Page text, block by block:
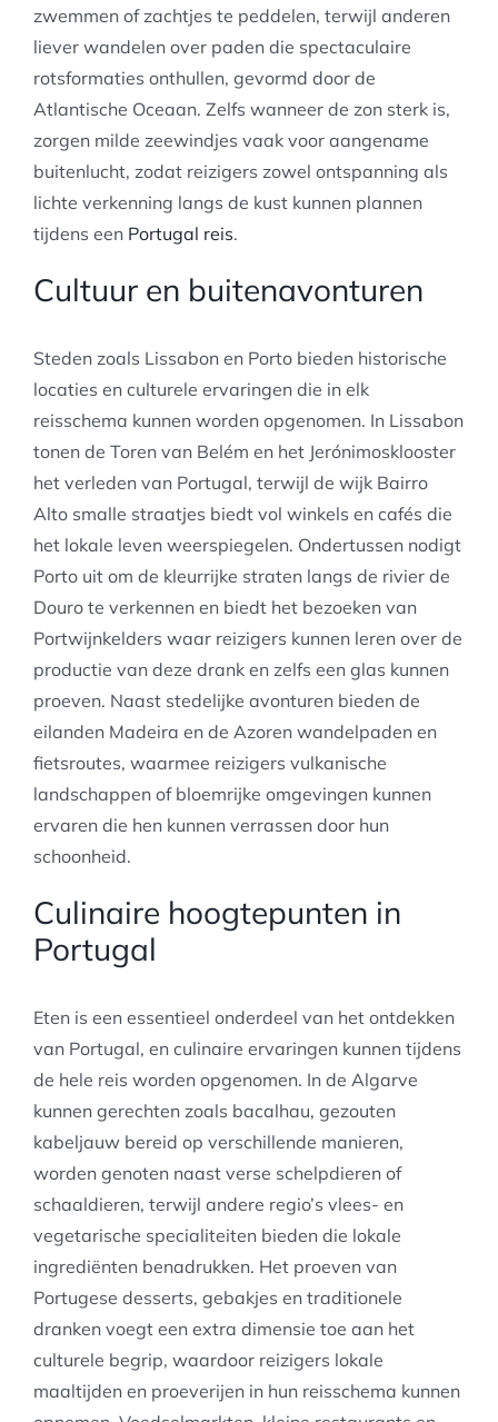
zwemmen of zachtjes te peddelen, terwijl anderen
liever wandelen over paden die spectaculaire
rotsformaties onthullen, gevormd door de
Atlantische Oceaan. Zelfs wanneer de zon sterk is,
zorgen milde zeewindjes vaak voor aangename
buitenlucht, zodat reizigers zowel ontspanning als
lichte verkenning langs de kust kunnen plannen
tijdens een Portugal reis.
Cultuur en buitenavonturen
Steden zoals Lissabon en Porto bieden historische
locaties en culturele ervaringen die in elk
reisschema kunnen worden opgenomen. In Lissabon
tonen de Toren van Belém en het Jerónimosklooster
het verleden van Portugal, terwijl de wijk Bairro
Alto smalle straatjes biedt vol winkels en cafés die
het lokale leven weerspiegelen. Ondertussen nodigt
Porto uit om de kleurrijke straten langs de rivier de
Douro te verkennen en biedt het bezoeken van
Portwijnkelders waar reizigers kunnen leren over de
productie van deze drank en zelfs een glas kunnen
proeven. Naast stedelijke avonturen bieden de
eilanden Madeira en de Azoren wandelpaden en
fietsroutes, waarmee reizigers vulkanische
landschappen of bloemrijke omgevingen kunnen
ervaren die hen kunnen verrassen door hun
schoonheid.
Culinaire hoogtepunten in
Portugal
Eten is een essentieel onderdeel van het ontdekken
van Portugal, en culinaire ervaringen kunnen tijdens
de hele reis worden opgenomen. In de Algarve
kunnen gerechten zoals bacalhau, gezouten
kabeljauw bereid op verschillende manieren,
worden genoten naast verse schelpdieren of
schaaldieren, terwijl andere regio’s vlees- en
vegetarische specialiteiten bieden die lokale
ingrediënten benadrukken. Het proeven van
Portugese desserts, gebakjes en traditionele
dranken voegt een extra dimensie toe aan het
culturele begrip, waardoor reizigers lokale
maaltijden en proeverijen in hun reisschema kunnen